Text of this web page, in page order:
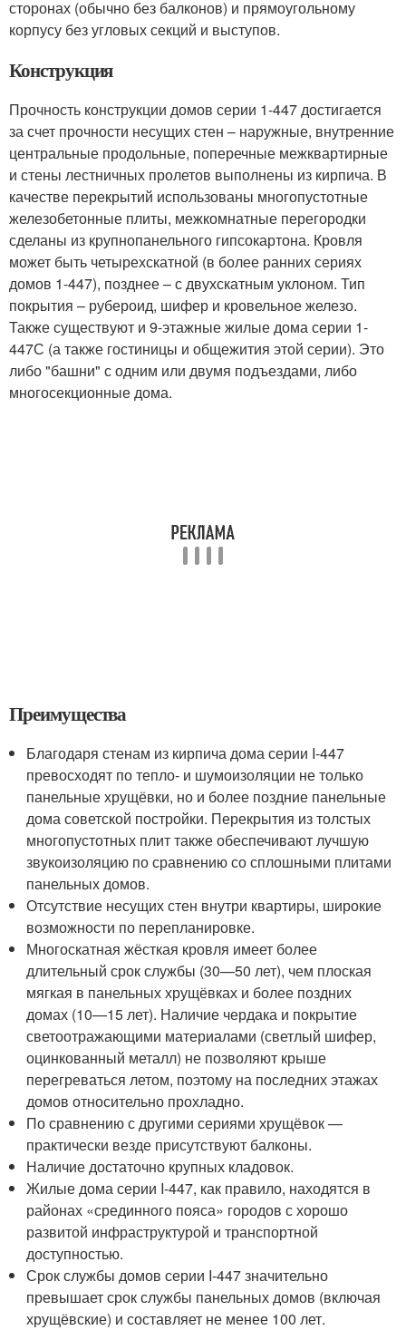
сторонах (обычно без балконов) и прямоугольному
корпусу без угловых секций и выступов.
Конструкция
Прочность конструкции домов серии 1-447 достигается
за счет прочности несущих стен – наружные, внутренние
центральные продольные, поперечные межквартирные
и стены лестничных пролетов выполнены из кирпича. В
качестве перекрытий использованы многопустотные
железобетонные плиты, межкомнатные перегородки
сделаны из крупнопанельного гипсокартона. Кровля
может быть четырехскатной (в более ранних сериях
домов 1-447), позднее – с двухскатным уклоном. Тип
покрытия – рубероид, шифер и кровельное железо.
Также существуют и 9-этажные жилые дома серии 1-
447С (а также гостиницы и общежития этой серии). Это
либо "башни" с одним или двумя подъездами, либо
многосекционные дома.
Преимущества
Благодаря стенам из кирпича дома серии I-447
превосходят по тепло- и шумоизоляции не только
панельные хрущёвки, но и более поздние панельные
дома советской постройки. Перекрытия из толстых
многопустотных плит также обеспечивают лучшую
звукоизоляцию по сравнению со сплошными плитами
панельных домов.
Отсутствие несущих стен внутри квартиры, широкие
возможности по перепланировке.
Многоскатная жёсткая кровля имеет более
длительный срок службы (30—50 лет), чем плоская
мягкая в панельных хрущёвках и более поздних
домах (10—15 лет). Наличие чердака и покрытие
светоотражающими материалами (светлый шифер,
оцинкованный металл) не позволяют крыше
перегреваться летом, поэтому на последних этажах
домов относительно прохладно.
По сравнению с другими сериями хрущёвок —
практически везде присутствуют балконы.
Наличие достаточно крупных кладовок.
Жилые дома серии I-447, как правило, находятся в
районах «срединного пояса» городов с хорошо
развитой инфраструктурой и транспортной
доступностью.
Срок службы домов серии I-447 значительно
превышает срок службы панельных домов (включая
хрущёвские) и составляет не менее 100 лет.